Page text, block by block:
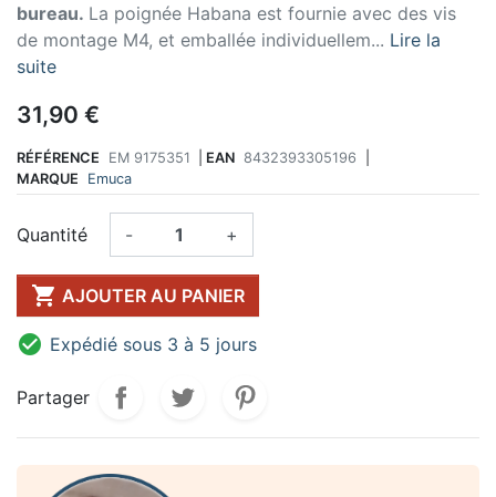
bureau. La poignée Habana est fournie avec des vis
de montage M4, et emballée individuellem... Lire la
suite
31,90 €
RÉFÉRENCE EM 9175351 EAN 8432393305196
MARQUE
Emuca
Quantité - +
 AJOUTER AU PANIER
 Expédié sous 3 à 5 jours
Partager